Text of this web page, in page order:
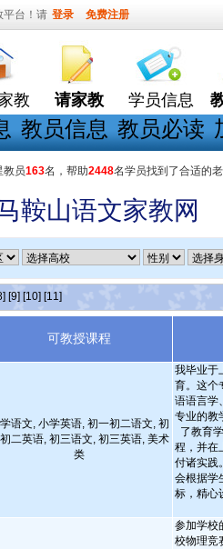
平台！请 登录 免费注册
教 请家教 学员信息
教员信息 教员必读
教员163名，帮助2448名学员找到了合适的
鞍山语文家教网
[9] [10] [11]
可教授课程
语文, 小学英语, 初一初二语文, 初
二英语, 初三语文, 初三英语, 美术
类
我毕业于
育。这个
语语言学
专业的教
了教育
程，并在
付诸实践
会根据学
标，精心
参加学校
校物理竞